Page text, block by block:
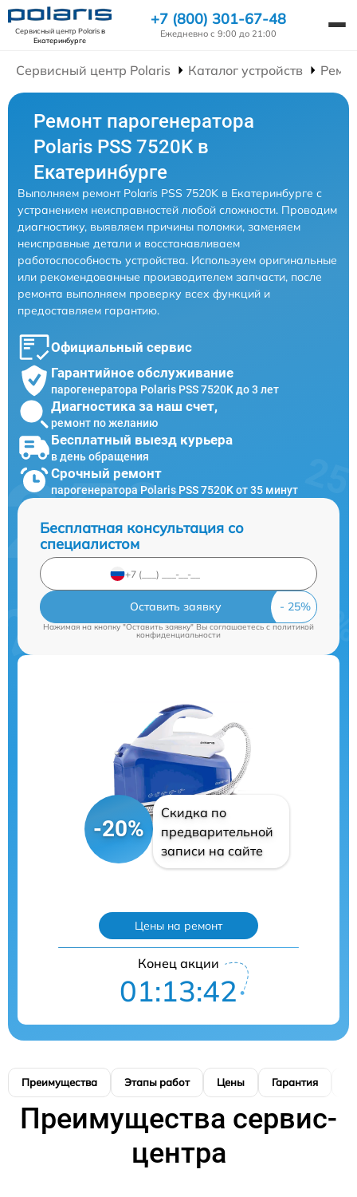
Сервисный центр Polarisв
Екатеринбурге
+7 (800) 301-67-48
Ежедневно с 9:00 до 21:00
Сервисный центр Polaris Каталог устройств
Ремонт парогенератора
Polaris PSS 7520K в
Екатеринбурге
Выполняем ремонт Polaris PSS 7520K в Екатеринбурге с
устранением неисправностей любой сложности. Проводим
диагностику, выявляем причины поломки, заменяем
неисправные детали и восстанавливаем
работоспособность устройства. Используем оригинальные
или рекомендованные производителем запчасти, после
ремонта выполняем проверку всех функций и
предоставляем гарантию.
Официальный сервис
Гарантийное обслуживание
парогенератора Polaris PSS 7520K до 3 лет
Диагностика за наш счет,
ремонт по желанию
Бесплатный выезд курьера
в день обращения
Срочный ремонт
парогенератора Polaris PSS 7520K от 35 минут
Бесплатная консультация со
специалистом
Оставить заявку
Нажимая на кнопку "Оставить заявку" Вы соглашаетесь cполитикой
конфиденциальности
-20%
Скидка по
предварительной
записи на сайте
Цены на ремонт
Конец акции
01:13:41
Преимущества Этапы работ Цены Гарантия
Преимущества сервис-
центра